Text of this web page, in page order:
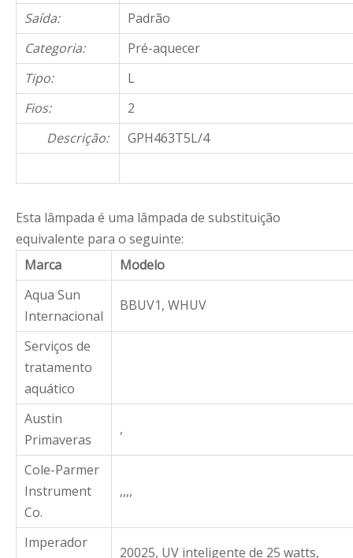
Saída:
Padrão
Categoria:
Pré-aquecer
Tipo:
L
Fios:
2
Descrição:
GPH463T5L/4
Esta lâmpada é uma lâmpada de substituição
equivalente para o seguinte:
Marca
Modelo
Aqua Sun
Internacional
BBUV1, WHUV
Serviços de
tratamento
aquático
Austin
Primaveras
,
Cole-Parmer
Instrument
Co.
,,,,
Imperador
20025, UV inteligente de 25 watts,